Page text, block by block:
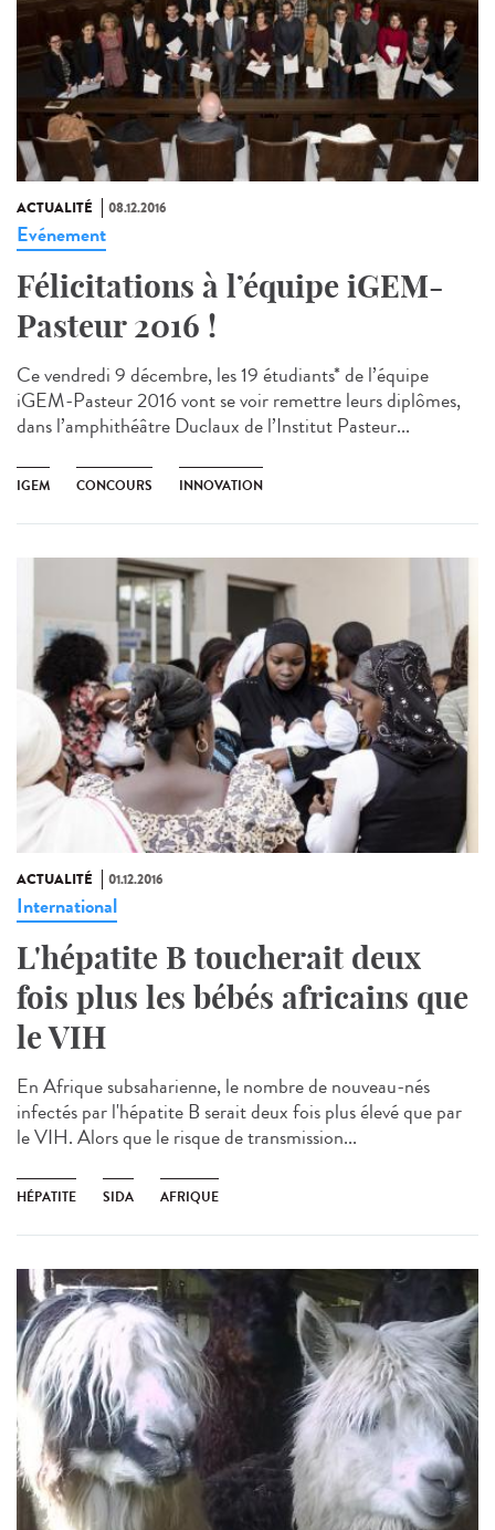
ACTUALITÉ 08.12.2016
Evénement
Félicitations à l’équipe iGEM-
Pasteur 2016 !
Ce vendredi 9 décembre, les 19 étudiants* de l’équipe
iGEM-Pasteur 2016 vont se voir remettre leurs diplômes,
dans l’amphithéâtre Duclaux de l’Institut Pasteur...
IGEM CONCOURS INNOVATION
ACTUALITÉ 01.12.2016
International
L'hépatite B toucherait deux
fois plus les bébés africains que
le VIH
En Afrique subsaharienne, le nombre de nouveau-nés
infectés par l'hépatite B serait deux fois plus élevé que par
le VIH. Alors que le risque de transmission...
HÉPATITE SIDA AFRIQUE